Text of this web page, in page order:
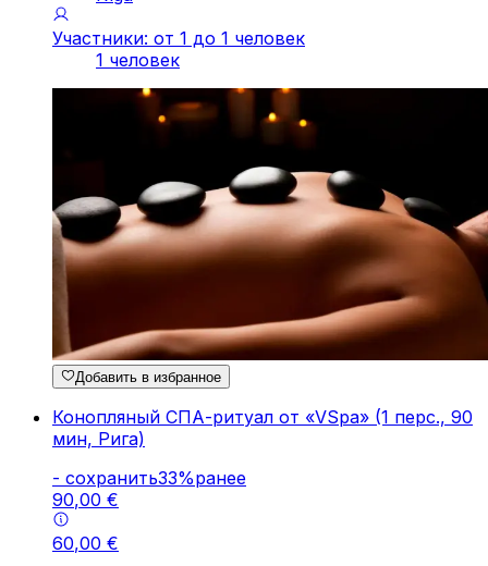
Участники: от 1 до 1 человек
1 человек
Добавить в избранное
Конопляный СПА-ритуал от «VSpa» (1 перс., 90
мин, Рига)
- cохранить33%ранее
90,00 €
60,00 €